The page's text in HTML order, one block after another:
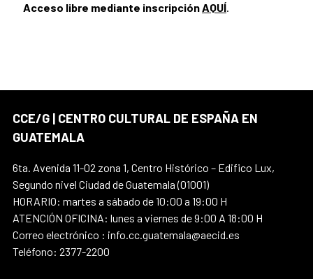
Acceso libre mediante inscripciónAQUÍ.
CCE/G | CENTRO CULTURAL DE ESPAÑA EN
GUATEMALA
6ta. Avenida 11-02 zona 1, Centro Histórico – Edifico Lux,
Segundo nivel Ciudad de Guatemala (01001)
HORARIO: martes a sábado de 10:00 a 19:00 H
ATENCIÓN OFICINA: lunes a viernes de 9:00 A 18:00 H
Correo electrónico : info.cc.guatemala@aecid.es
Teléfono: 2377-2200